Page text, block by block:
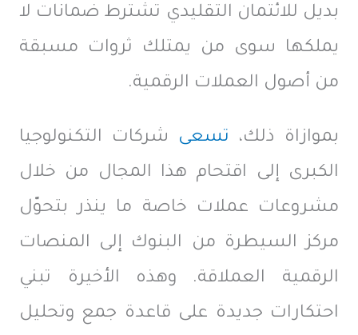
بديل للائتمان التقليدي تشترط ضمانات لا
يملكها سوى من يمتلك ثروات مسبقة
من أصول العملات الرقمية.
بموازاة ذلك، تسعى شركات التكنولوجيا
الكبرى إلى اقتحام هذا المجال من خلال
مشروعات عملات خاصة ما ينذر بتحوّل
مركز السيطرة من البنوك إلى المنصات
الرقمية العملاقة. وهذه الأخيرة تبني
احتكارات جديدة على قاعدة جمع وتحليل